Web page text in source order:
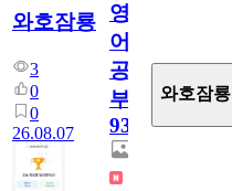
와호잠룡
3
0
0
26.08.07
영
어
공
부
930
와호잠룡